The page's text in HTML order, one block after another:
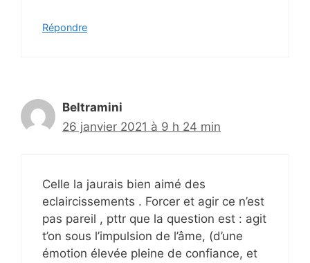
Répondre
Beltramini
26 janvier 2021 à 9 h 24 min
Celle la jaurais bien aimé des
eclaircissements . Forcer et agir ce n’est
pas pareil , pttr que la question est : agit
t’on sous l’impulsion de l’âme, (d’une
émotion élevée pleine de confiance, et